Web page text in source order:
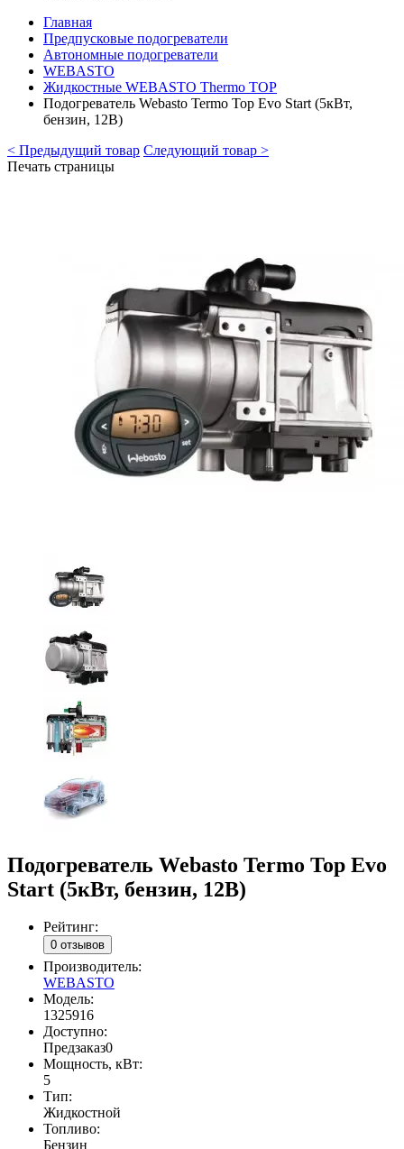
Главная
Предпусковые подогреватели
Автономные подогреватели
WEBASTO
Жидкостные WEBASTO Thermo TOP
Подогреватель Webasto Termo Top Evo Start (5кВт,
бензин, 12В)
< Предыдущий товар Следующий товар >
Печать страницы
Подогреватель Webasto Termo Top Evo
Start (5кВт, бензин, 12В)
Рейтинг:
0 отзывов
Производитель:
WEBASTO
Модель:
1325916
Доступно:
Предзаказ0
Мощность, кВт:
5
Тип:
Жидкостной
Топливо:
Бензин